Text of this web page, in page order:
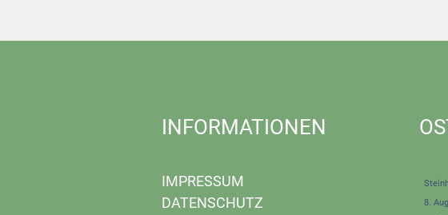
INFORMATIONEN
IMPRESSUM
DATENSCHUTZ
8.